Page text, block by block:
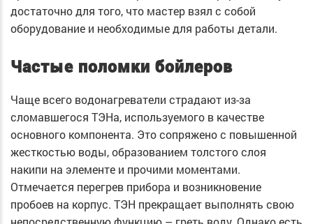
достаточно для того, что мастер взял с собой
оборудование и необходимые для работы детали.
Частые поломки бойлеров
Чаще всего водонагреватели страдают из-за
сломавшегося ТЭНа, используемого в качестве
основного компонента. Это сопряжено с повышенной
жесткостью воды, образованием толстого слоя
накипи на элементе и прочими моментами.
Отмечается перегрев прибора и возникновение
пробоев на корпус. ТЭН прекращает выполнять свою